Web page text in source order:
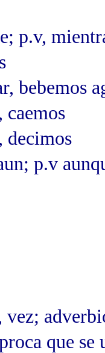
p.v,
bebemos
decimos
p.v
vez;
que se